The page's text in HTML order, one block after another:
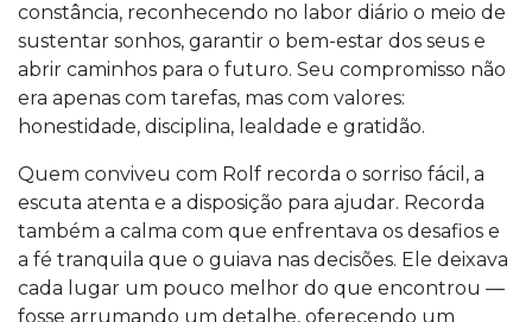
constância, reconhecendo no labor diário o meio de
sustentar sonhos, garantir o bem-estar dos seus e
abrir caminhos para o futuro. Seu compromisso não
era apenas com tarefas, mas com valores:
honestidade, disciplina, lealdade e gratidão.
Quem conviveu com Rolf recorda o sorriso fácil, a
escuta atenta e a disposição para ajudar. Recorda
também a calma com que enfrentava os desafios e
a fé tranquila que o guiava nas decisões. Ele deixava
cada lugar um pouco melhor do que encontrou —
fosse arrumando um detalhe, oferecendo um